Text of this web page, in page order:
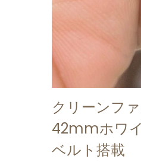
クリーンフ
42mmホワ
ベルト搭載